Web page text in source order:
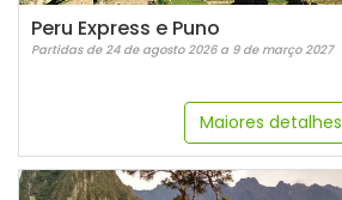
Peru Express e Puno
Partidas de 24 de agosto 2026 a 9 de março 2027
Maiores detalhes